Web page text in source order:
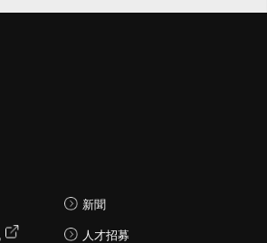
新聞
人才招募